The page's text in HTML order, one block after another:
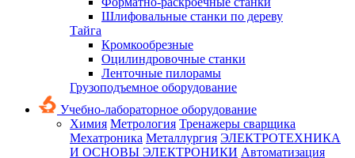
Шлифовальные станки по дереву
Тайга
Кромкообрезные
Оцилиндровочные станки
Ленточные пилорамы
Грузоподъемное оборудование
Учебно-лабораторное оборудование
Химия Метрология Тренажеры сварщика
Мехатроника Металлургия ЭЛЕКТРОТЕХНИКА
И ОСНОВЫ ЭЛЕКТРОНИКИ Автоматизация